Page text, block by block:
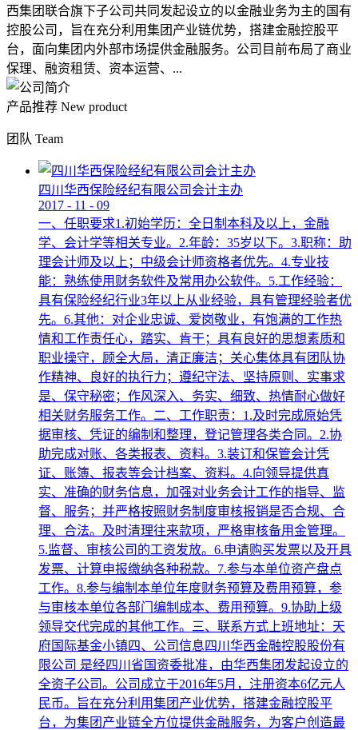
西集团联合旗下子公司共同发起设立的以金融业务为主的国有
控股公司，旨在充分利用集团产业链优势，搭建金融控股平
台，面向集团内外部市场提供金融服务。公司目前布局了商业
保理、融资租赁、资本运营、...
产品推荐 New product
团队 Team
四川华西保险经纪有限公司会计主办
2017 - 11 - 09
一、任职要求1.初始学历：全日制本科及以上，金融
学、会计学等相关专业。2.年龄：35岁以下。3.职称：助
理会计师及以上；中级会计师资格者优先。4.专业技
能：熟练使用财务软件及常用办公软件。5.工作经验：
具有保险经纪行业3年以上从业经验，具有管理经验者优
先。6.其他：对企业忠诚、爱岗敬业，有饱满的工作热
情和工作责任心，踏实、肯干；具有良好的思想素质和
职业操守，顾全大局，清正廉洁；关心集体具有团队协
作精神、良好的执行力；遵纪守法、坚持原则、实事求
是、保守秘密；作风深入、务实、细致、热情耐心做好
相关财务服务工作。二、工作职责：1.及时完成原始凭
据审核、凭证的编制和整理，登记管理各类合同。2.协
助完成对账、各类报表、资料。3.装订和保管会计凭
证、账簿、报表等会计档案、资料。4.向领导提供真
实、准确的财务信息，加强对业务会计工作的指导、监
督、服务；并严格按照财务制度审核报销是否合规、合
理、合法。及时清理往来款项，严格审核备用金管理。
5.监督、审核公司的工资发放。6.申请购买发票以及开具
发票、计算申报缴纳各种税款。7.参与本单位资产盘点
工作。8.参与编制本单位年度财务预算及费用预算，参
与审核本单位各部门编制成本、费用预算。9.协助上级
领导交代完成的其他工作。三、联系方式上班地址：天
府国际基金小镇四、公司信息四川华西金融控股股份有
限公司 是经四川省国资委批准，由华西集团发起设立的
全资子公司。公司成立于2016年5月，注册资本6亿元人
民币。旨在充分利用集团产业优势，搭建金融控股平
台，为集团产业链全方位提供金融服务，为客户创造最